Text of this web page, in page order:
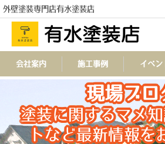
外壁塗装専門店有水塗装店
会社案内 施工事例 イベン
現場ブロ
塗装に関するマメ
トなど最新情報を